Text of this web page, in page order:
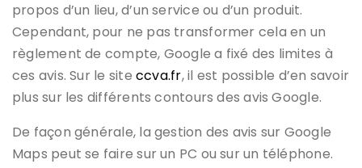
propos d’un lieu, d’un service ou d’un produit.
Cependant, pour ne pas transformer cela en un
règlement de compte, Google a fixé des limites à
ces avis. Sur le site ccva.fr, il est possible d’en savoir
plus sur les différents contours des avis Google.
De façon générale, la gestion des avis sur Google
Maps peut se faire sur un PC ou sur un téléphone.